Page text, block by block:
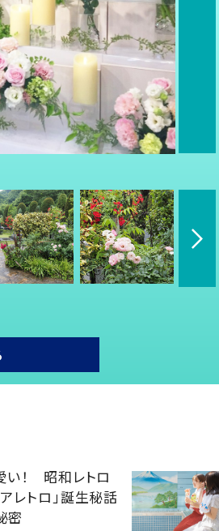
い！ 昭和レトロ
レトロ」誕生秘話
密